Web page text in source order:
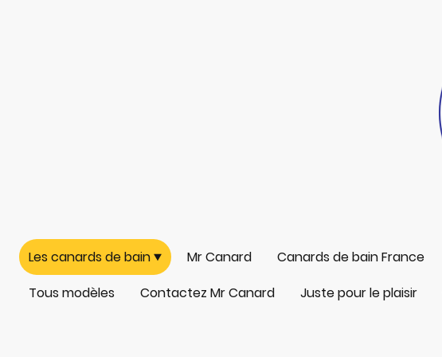
Les canards de bain Mr Canard Canards de bain France
Tous modèles
Contactez Mr Canard Juste pour le plaisir